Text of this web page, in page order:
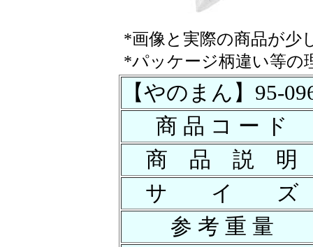
*画像と実際の商品が少
*パッケージ柄違い等の
【やのまん】95-
商 品 コ ー ド
商 品 説 明
サ イ ズ
参 考 重 量